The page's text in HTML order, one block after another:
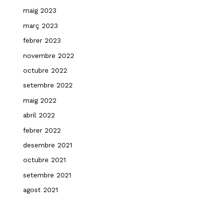
maig 2023
març 2023
febrer 2023
novembre 2022
octubre 2022
setembre 2022
maig 2022
abril 2022
febrer 2022
desembre 2021
octubre 2021
setembre 2021
agost 2021